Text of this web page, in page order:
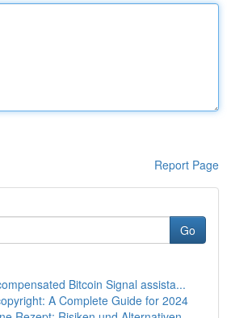
Report Page
Go
Bitcoin Signal assista...
A Complete Guide for 2024